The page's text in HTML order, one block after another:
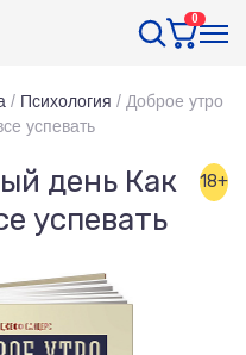
0
/ Психология / Доброе утро
успевать
день Как
успевать
18+